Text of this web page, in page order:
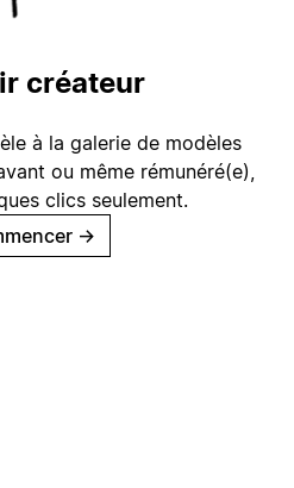
créateur
à la galerie de modèles
ou même rémunéré(e),
clics seulement.
→